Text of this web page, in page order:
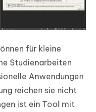
für kleine
Studienarbeiten
Anwendungen
reichen sie nicht
ist ein Tool mit